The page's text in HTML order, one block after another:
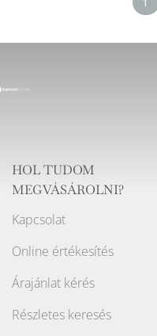
HOL TUDOM
MEGVÁSÁROLNI?
Kapcsolat
Online értékesítés
Árajánlat kérés
Részletes keresés